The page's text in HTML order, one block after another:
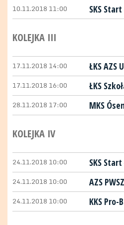
10.11.2018 11:00 SKS
KOLEJKA III
17.11.2018 14:00 ŁKS AZS
17.11.2018 16:00 ŁKS
28.11.2018 17:00 MKS
KOLEJKA IV
24.11.2018 10:00 SKS
24.11.2018 10:00 AZS
24.11.2018 10:00 KKS